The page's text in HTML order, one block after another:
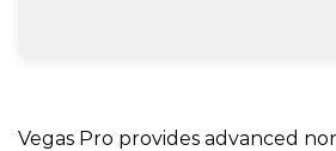
Vegas Pro provides advanced